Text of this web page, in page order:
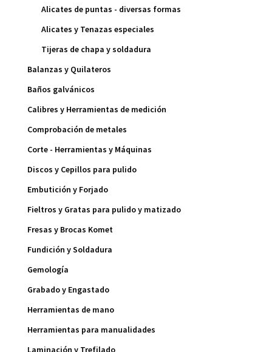
Alicates de puntas - diversas formas
Alicates y Tenazas especiales
Tijeras de chapa y soldadura
Balanzas y Quilateros
Baños galvánicos
Calibres y Herramientas de medición
Comprobación de metales
Corte - Herramientas y Máquinas
Discos y Cepillos para pulido
Embutición y Forjado
Fieltros y Gratas para pulido y matizado
Fresas y Brocas Komet
Fundición y Soldadura
Gemología
Grabado y Engastado
Herramientas de mano
Herramientas para manualidades
Laminación y Trefilado